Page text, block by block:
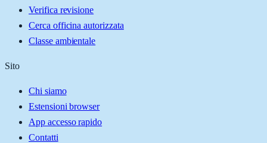
Verifica revisione
Cerca officina autorizzata
Classe ambientale
Sito
Chi siamo
Estensioni browser
App accesso rapido
Contatti